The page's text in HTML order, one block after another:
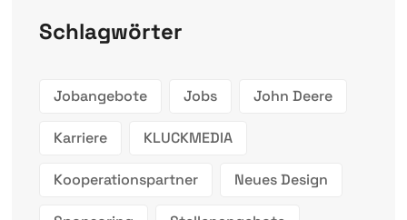
Schlagwörter
Jobangebote Jobs John Deere
Karriere KLUCKMEDIA
Kooperationspartner Neues Design